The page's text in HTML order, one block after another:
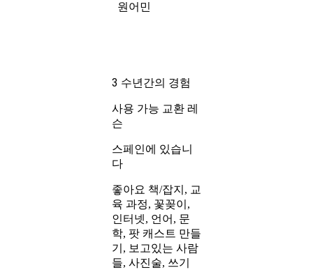
원어민
3 수년간의 경험
사용 가능 교환 레
슨
스페인에 있습니
다
좋아요 책/잡지, 교
육 과정, 꽃꽂이,
인터넷, 언어, 문
학, 팟 캐스트 만들
기, 보고있는 사람
들, 사진술, 쓰기